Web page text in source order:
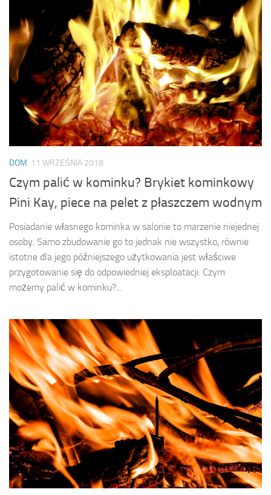
DOM 11 WRZEŚNIA 2018
Czym palić w kominku? Brykiet kominkowy
Pini Kay, piece na pelet z płaszczem wodnym
Posiadanie własnego kominka w salonie to marzenie niejednej
osoby. Samo zbudowanie go to jednak nie wszystko, równie
istotne dla jego późniejszego użytkowania jest właściwe
przygotowanie się do odpowiedniej eksploatacji. Czym
możemy palić w kominku?...